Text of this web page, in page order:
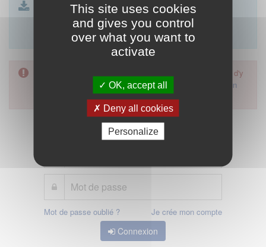
This site uses cookies
and gives you control
over what you want to
activate
OK, accept all
Deny all cookies
Personalize
CTS - formulaire article R4113-23 SEL.docx| 23 Ko
CTS - formulaire article R4113-74 SCP.docx | 23 Ko
formulaire de déclaration article 85| 26 Ko
L'accès à cette démarche ne vous est pas autorisé. Afin d'y
avoir accès, vous devez vous connecter
vous créer un
Mot de passe oublié ? Je crée mon compte
Connexion